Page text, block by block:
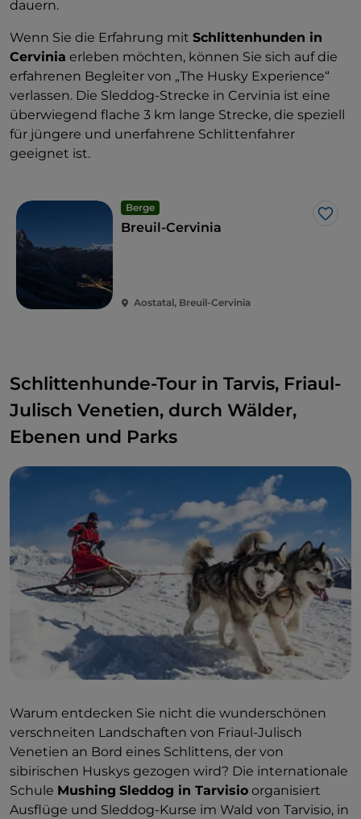
dauern.
Wenn Sie die Erfahrung mit Schlittenhunden in
Cervinia erleben möchten, können Sie sich auf die
erfahrenen Begleiter von „The Husky Experience“
verlassen. Die Sleddog-Strecke in Cervinia ist eine
überwiegend flache 3 km lange Strecke, die speziell
für jüngere und unerfahrene Schlittenfahrer
geeignet ist.
Berge
Like
Breuil-Cervinia
Aostatal, Breuil-Cervinia
Schlittenhunde-Tour in Tarvis, Friaul-
Julisch Venetien, durch Wälder,
Ebenen und Parks
Warum entdecken Sie nicht die wunderschönen
verschneiten Landschaften von Friaul-Julisch
Venetien an Bord eines Schlittens, der von
sibirischen Huskys gezogen wird? Die internationale
Schule Mushing Sleddog in Tarvisio organisiert
Ausflüge und Sleddog-Kurse im Wald von Tarvisio, in